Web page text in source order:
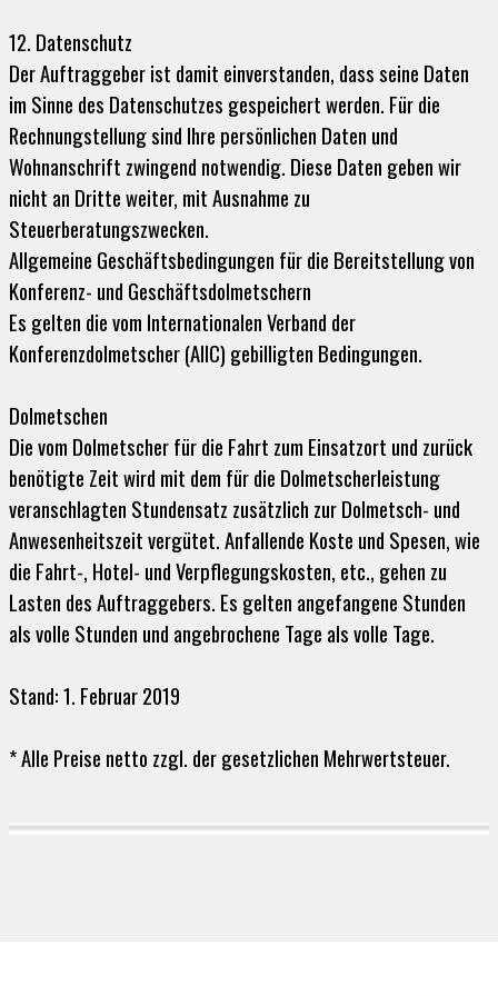
12. Datenschutz
Der Auftraggeber ist damit einverstanden, dass seine Daten
im Sinne des Datenschutzes gespeichert werden. Für die
Rechnungstellung sind Ihre persönlichen Daten und
Wohnanschrift zwingend notwendig. Diese Daten geben wir
nicht an Dritte weiter, mit Ausnahme zu
Steuerberatungszwecken.
Allgemeine Geschäftsbedingungen für die Bereitstellung von
Konferenz- und Geschäftsdolmetschern
Es gelten die vom Internationalen Verband der
Konferenzdolmetscher (AIIC) gebilligten Bedingungen.
Dolmetschen
Die vom Dolmetscher für die Fahrt zum Einsatzort und zurück
benötigte Zeit wird mit dem für die Dolmetscherleistung
veranschlagten Stundensatz zusätzlich zur Dolmetsch- und
Anwesenheitszeit vergütet. Anfallende Koste und Spesen, wie
die Fahrt-, Hotel- und Verpflegungskosten, etc., gehen zu
Lasten des Auftraggebers. Es gelten angefangene Stunden
als volle Stunden und angebrochene Tage als volle Tage.
Stand: 1. Februar 2019
* Alle Preise netto zzgl. der gesetzlichen Mehrwertsteuer.